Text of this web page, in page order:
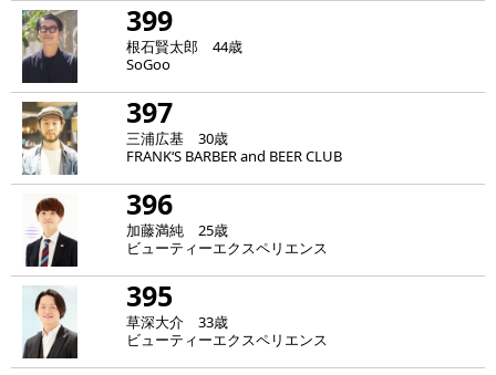
399
根石賢太郎 44歳
SoGoo
397
三浦広基 30歳
FRANK‘S BARBER and BEER CLUB
396
加藤満純 25歳
ビューティーエクスペリエンス
395
草深大介 33歳
ビューティーエクスペリエンス